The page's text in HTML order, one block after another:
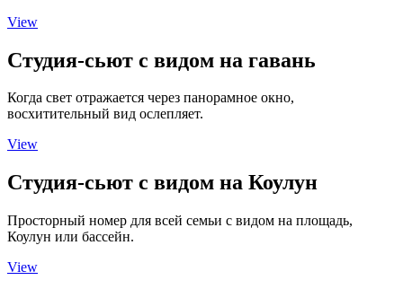
View
Студия-сьют с видом на гавань
Когда свет отражается через панорамное окно,
восхитительный вид ослепляет.
View
Студия-сьют с видом на Коулун
Просторный номер для всей семьи с видом на площадь,
Коулун или бассейн.
View